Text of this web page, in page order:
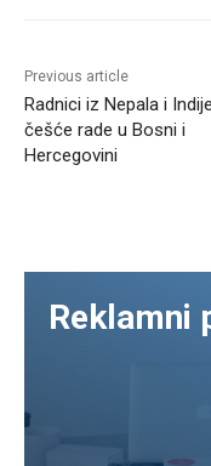
Previous article
Radnici iz Nepala i
češće rade u Bosni i
Hercegovini
Reklamni